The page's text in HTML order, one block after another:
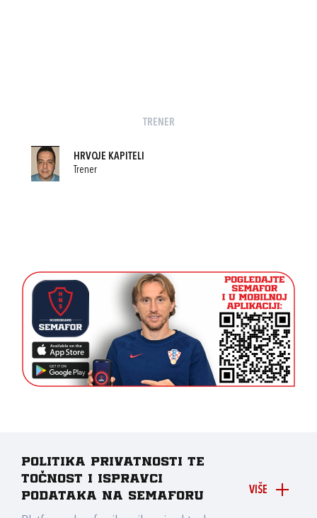
TRENER
HRVOJE KAPITELI
Trener
VIŠE
Politika privatnosti te
točnost i ispravci
podataka na Semaforu